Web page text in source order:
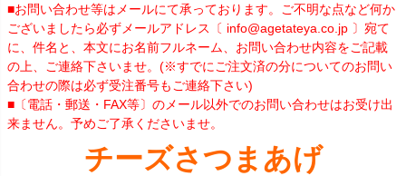
■お問い合わせ等はメールにて承っております。ご不明な点など何か
ございましたら必ずメールアドレス〔 info@agetateya.co.jp 〕宛て
に、件名と、本文にお名前フルネーム、お問い合わせ内容をご記載
の上、ご連絡下さいませ。(※すでにご注文済の分についてのお問い
合わせの際は必ず受注番号もご連絡下さい)
■〔電話・郵送・FAX等〕のメール以外でのお問い合わせはお受け出
来ません。予めご了承くださいませ。
チーズさつまあげ